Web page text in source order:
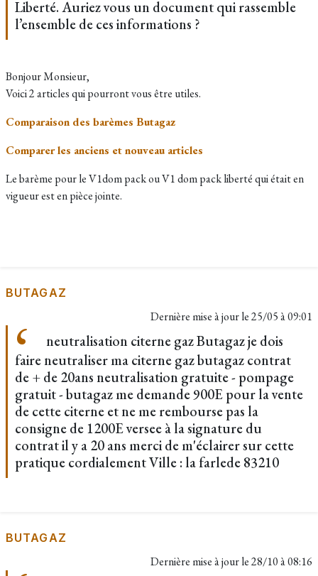
Liberté. Auriez vous un document qui rassemble
l’ensemble de ces informations ?
Bonjour Monsieur,
Voici 2 articles qui pourront vous être utiles.
Comparaison des barèmes Butagaz
Comparer les anciens et nouveau articles
Le barème pour le V1dom pack ou V1 dom pack liberté qui était en
vigueur est en pièce jointe.
BUTAGAZ
Dernière mise à jour le25/05 à 09:01
neutralisation citerne gaz Butagaz je dois
faire neutraliser ma citerne gaz butagaz contrat
de + de 20ans neutralisation gratuite - pompage
gratuit - butagaz me demande 900E pour la vente
de cette citerne et ne me rembourse pas la
consigne de 1200E versee à la signature du
contrat il y a 20 ans merci de m'éclairer sur cette
pratique cordialement Ville : la farlede 83210
BUTAGAZ
Dernière mise à jour le28/10 à 08:16